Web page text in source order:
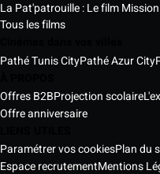
La Pat'patrouille : Le film
Tous les films
Pathé Tunis CityPathé Azur City
Offres B2BProjection scolaire
Offre anniversaire
Paramétrer vos cookiesPlan du
Espace recrutementMentions